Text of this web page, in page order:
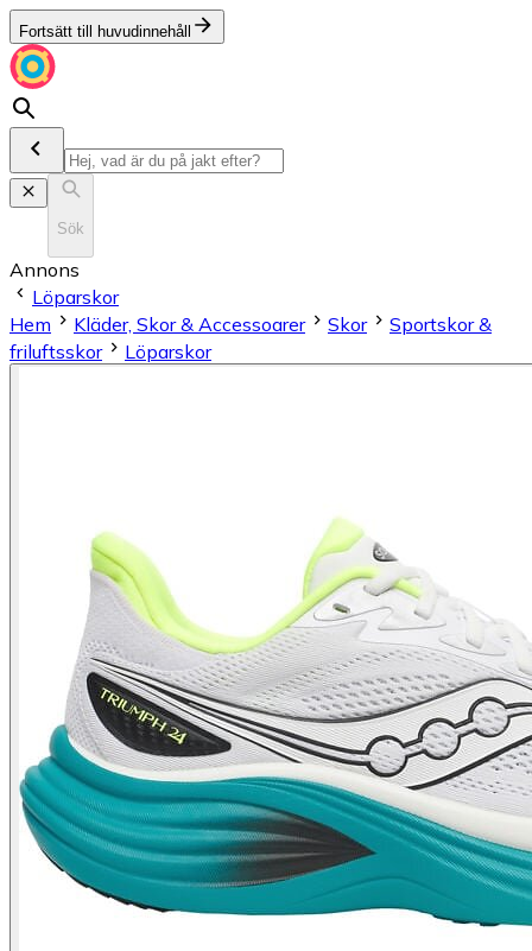
Fortsätt till huvudinnehåll
Sök
Annons
Löparskor
Hem
Kläder, Skor & Accessoarer Skor
Sportskor &
friluftsskor
Löparskor